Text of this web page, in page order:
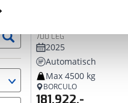
kunt uw
technieken
ervoor dat de
700 LEG
2025
Automatisch
Max 4500 kg
BORCULO
181.922,-